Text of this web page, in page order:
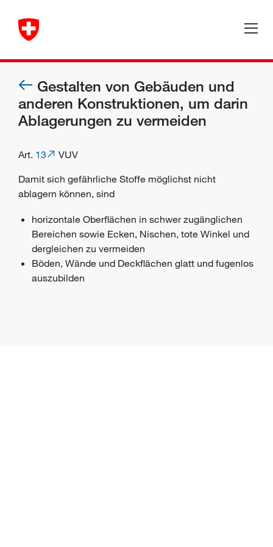
Gestalten von Gebäuden und
anderen Konstruktionen, um darin
Ablagerungen zu vermeiden
Art. 13
VUV
Damit sich gefährliche Stoffe möglichst nicht
ablagern können, sind
horizontale Oberflächen in schwer zugänglichen
Bereichen sowie Ecken, Nischen, tote Winkel und
dergleichen zu vermeiden
Böden, Wände und Deckflächen glatt und fugenlos
auszubilden